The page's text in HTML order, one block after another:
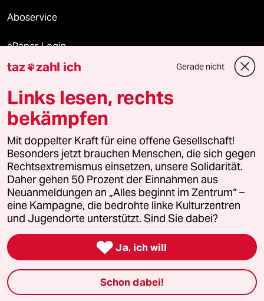
Aboservice
ePaper Login
Downloads für Abonnierende
© 2026 taz Verlags und Vertriebs GmbH
Alle Rechte vorbehalten. Bei rechtlichen Fragen oder für Genehmigungen
wenden Sie sich bitte an
lizenzen@taz.de
Feedback Redaktionsstatut Kommune-Richtlinien
Leitlinie Informant Datenschutz Impressum AGB
Seitenwende Einwilligungen widerrufen (Ads)
taz zahl ich Gerade nicht
Links lesen, rechts
bekämpfen
Mit doppelter Kraft für eine offene Gesellschaft!
Besonders jetzt brauchen Menschen, die sich gegen
Rechtsextremismus einsetzen, unsere Solidarität.
Daher gehen 50 Prozent der Einnahmen aus
Neuanmeldungen an „Alles beginnt im Zentrum“ –
eine Kampagne, die bedrohte linke Kulturzentren
und Jugendorte unterstützt. Sind Sie dabei?
 Ja, ich will
Schon dabei!